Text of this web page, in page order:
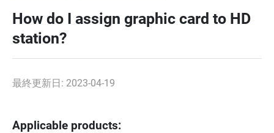
How do I assign graphic card to HD
station?
最終更新日: 2023-04-19
Applicable products: